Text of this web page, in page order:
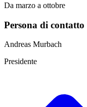
Da marzo a ottobre
Persona di contatto
Andreas Murbach
Presidente